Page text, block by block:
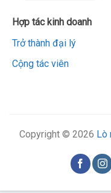
Hợp tác kinh doanh
Trở thành đại lý
Cộng tác viên
Copyright © 2026 Lò